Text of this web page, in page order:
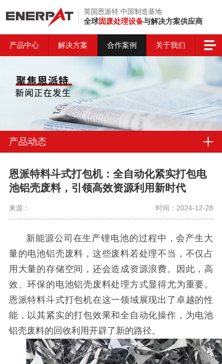
英国恩派特.中国制造基地
全球固废处理设备与解决方案供应商
产品中心 解决方案 合作案例 关于我们
产品动态
恩派特料斗式打包机：全自动化紧实打包电
池铝壳废料，引领高效资源利用新时代
来源： 时间：2024-12-28
新能源公司在生产锂电池的过程中，会产生大
量的电池铝壳废料，这些废料若处理不当，不仅占
用大量的存储空间，还会造成资源浪费。因此，高
效、环保的电池铝壳废料处理方式显得尤为重要。
恩派特料斗式打包机在这一领域展现出了卓越的性
能，以其紧实的打包效果和全自动化操作，为电池
铝壳废料的回收利用开辟了新的路径。